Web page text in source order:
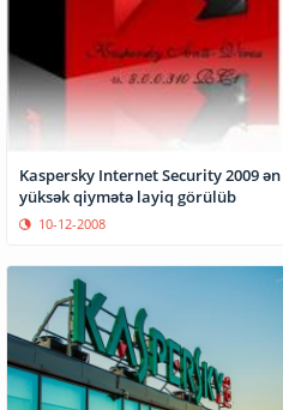
Kaspersky Internet Security 2009 ən
yüksək qiymətə layiq görülüb
10-12-2008